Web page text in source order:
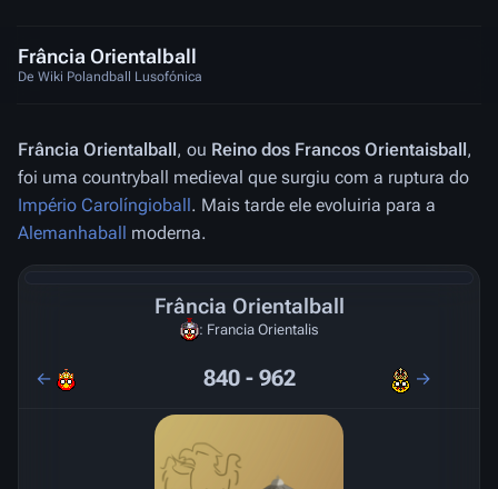
Frância Orientalball
De Wiki Polandball Lusofónica
Frância Orientalball, ou Reino dos Francos Orientaisball,
foi uma countryball medieval que surgiu com a ruptura do
Império Carolíngioball. Mais tarde ele evoluiria para a
Alemanhaball moderna.
Frância Orientalball
: Francia Orientalis
← →
840 - 962